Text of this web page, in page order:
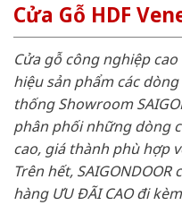
Cửa Gỗ HDF
Cửa gỗ công nghiệp cao
hiệu sản phẩm các
thống Showroom
phân phối những dòng
cao, giá thành phù hợp
Trên hết,
hàng ƯU ĐÃI CAO đi